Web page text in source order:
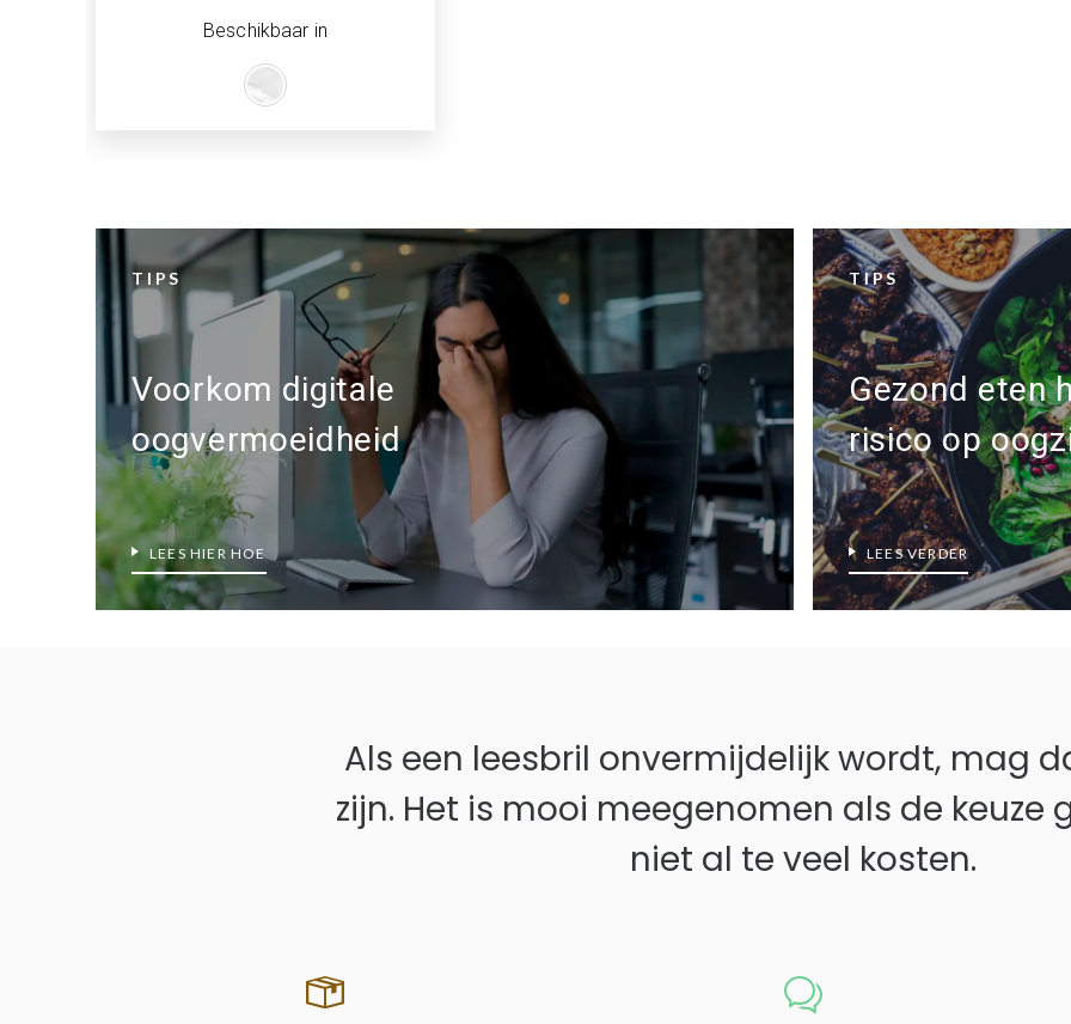
Beschikbaar in
TIPS
Voorkom digitale
oogvermoeidheid
LEES HIER HOE
TIPS
Gezond eten
risico op
LEES VERDER
Als een leesbril onvermijdelijk wordt, mag
zijn. Het is mooi meegenomen als de keuze
niet al te veel kosten.